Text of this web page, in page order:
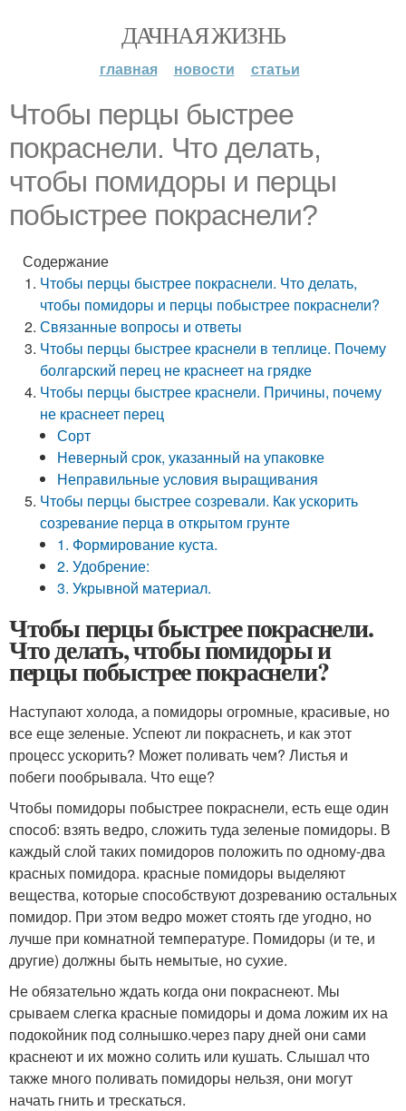
ДАЧНАЯ ЖИЗНЬ
главная новости статьи
Чтобы перцы быстрее
покраснели. Что делать,
чтобы помидоры и перцы
побыстрее покраснели?
Содержание
Чтобы перцы быстрее покраснели. Что делать,
чтобы помидоры и перцы побыстрее покраснели?
Связанные вопросы и ответы
Чтобы перцы быстрее краснели в теплице. Почему
болгарский перец не краснеет на грядке
Чтобы перцы быстрее краснели. Причины, почему
не краснеет перец
Сорт
Неверный срок, указанный на упаковке
Неправильные условия выращивания
Чтобы перцы быстрее созревали. Как ускорить
созревание перца в открытом грунте
1. Формирование куста.
2. Удобрение:
3. Укрывной материал.
Чтобы перцы быстрее покраснели.
Что делать, чтобы помидоры и
перцы побыстрее покраснели?
Наступают холода, а помидоры огромные, красивые, но
все еще зеленые. Успеют ли покраснеть, и как этот
процесс ускорить? Может поливать чем? Листья и
побеги пообрывала. Что еще?
Чтобы помидоры побыстрее покраснели, есть еще один
способ: взять ведро, сложить туда зеленые помидоры. В
каждый слой таких помидоров положить по одному-два
красных помидора. красные помидоры выделяют
вещества, которые способствуют дозреванию остальных
помидор. При этом ведро может стоять где угодно, но
лучше при комнатной температуре. Помидоры (и те, и
другие) должны быть немытые, но сухие.
Не обязательно ждать когда они покраснеют. Мы
срываем слегка красные помидоры и дома ложим их на
подокойник под солнышко.через пару дней они сами
краснеют и их можно солить или кушать. Слышал что
также много поливать помидоры нельзя, они могут
начать гнить и трескаться.